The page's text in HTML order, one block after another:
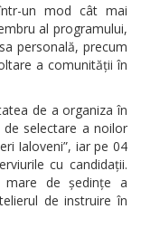
un mod cât mai
al programului,
personală, precum
a comunității în
de a organiza în
selectare a noilor
Ialoveni”, iar pe 04
cu candidații.
de ședințe a
de instruire în